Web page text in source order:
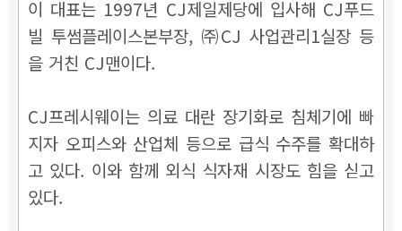
이 대표는 1997년 CJ제일제당에 입사해 CJ푸드
빌 투썸플레이스본부장, ㈜CJ 사업관리1실장 등
을 거친 CJ맨이다.
CJ프레시웨이는 의료 대란 장기화로 침체기에 빠
지자 오피스와 산업체 등으로 급식 수주를 확대하
고 있다. 이와 함께 외식 식자재 시장도 힘을 싣고
있다.